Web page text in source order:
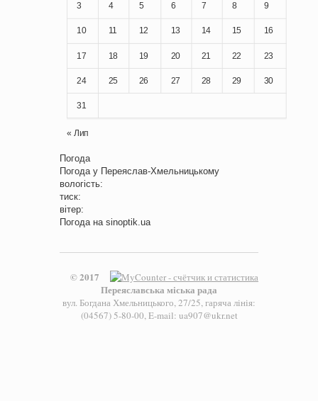
3 4 5 6 7 8 9
10 11 12 13 14 15 16
17 18 19 20 21 22 23
24 25 26 27 28 29 30
31
« Лип
Погода
Погода у Переяслав-Хмельницькому
вологість:
тиск:
вітер:
Погода на sinoptik.ua
© 2017
Переяславська міська рада
вул. Богдана Хмельницького, 27/25, гаряча лінія:
(04567) 5-80-00, E-mail: ua907@ukr.net